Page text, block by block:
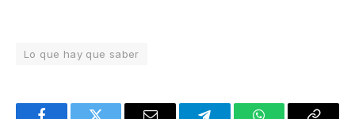
Lo que hay que saber